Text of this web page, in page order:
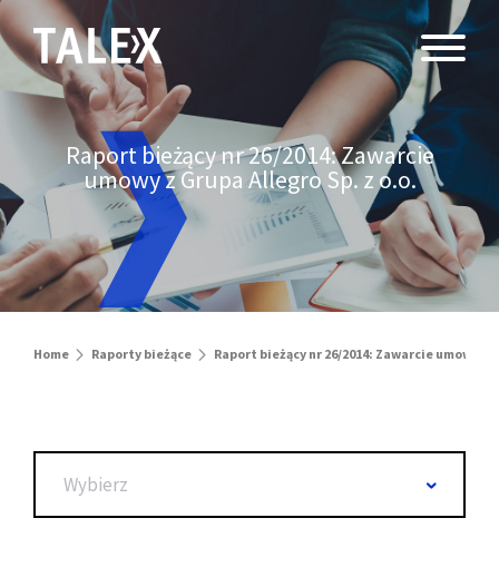
Raport bieżący nr 26/2014: Zawarcie
umowy z Grupa Allegro Sp. z o.o.
Home Raporty bieżące Raport bieżący nr 26/2014: Zawarcie umowy z
Wybierz